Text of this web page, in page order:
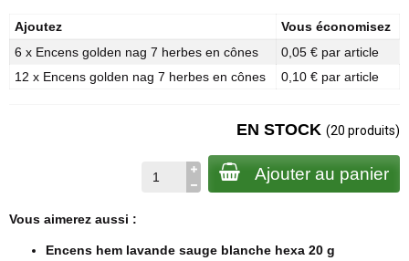
Ajoutez
Vous économisez
6 x Encens golden nag 7 herbes en cônes
0,05 € par article
12 x Encens golden nag 7 herbes en cônes
0,10 € par article
EN STOCK (20 produits)
Ajouter au panier
Vous aimerez aussi :
Encens hem lavande sauge blanche hexa 20 g